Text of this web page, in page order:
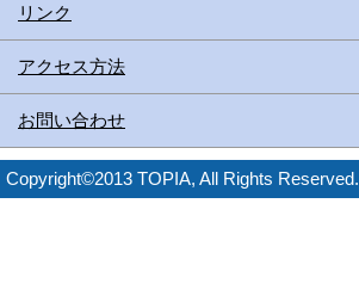
リンク
アクセス方法
お問い合わせ
Copyright©2013 TOPIA, All Rights Reserved.